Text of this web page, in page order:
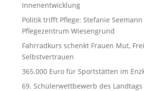
Innenentwicklung
Politik trifft Pflege: Stefanie
Pflegezentrum Wiesengrund
Fahrradkurs schenkt Frauen Mut,
Selbstvertrauen
365.000 Euro für Sportstätten im
69. Schülerwettbewerb des Landtags